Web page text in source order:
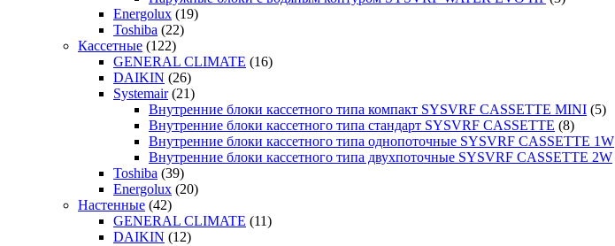
Energolux (19)
Toshiba (22)
Кассетные (122)
GENERAL CLIMATE (16)
DAIKIN (26)
Systemair (21)
Внутренние блоки кассетного типа компакт SYSVRF CASSETTE MINI (5)
Внутренние блоки кассетного типа стандарт SYSVRF CASSETTE (8)
Внутренние блоки кассетного типа однопоточные SYSVRF CASSETTE 1W
Внутренние блоки кассетного типа двухпоточные SYSVRF CASSETTE 2W
Toshiba (39)
Energolux (20)
Настенные (42)
GENERAL CLIMATE (11)
DAIKIN (12)